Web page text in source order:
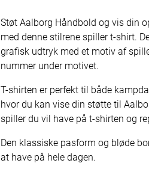
Støt Aalborg Håndbold og vis din
med denne stilrene spiller t-shirt.
grafisk udtryk med et motiv af
nummer under motivet.
T-shirten er perfekt til både
hvor du kan vise din støtte til
spiller du vil have på t-shirten og
Den klassiske pasform og bløde
at have på hele dagen.